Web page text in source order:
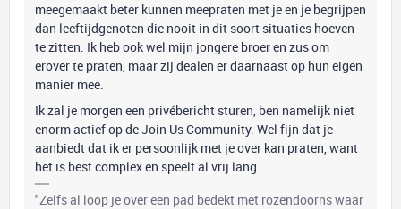
meegemaakt beter kunnen meepraten met je en je begrijpen
dan leeftijdgenoten die nooit in dit soort situaties hoeven
te zitten. Ik heb ook wel mijn jongere broer en zus om
erover te praten, maar zij dealen er daarnaast op hun eigen
manier mee.
Ik zal je morgen een privébericht sturen, ben namelijk niet
enorm actief op de Join Us Community. Wel fijn dat je
aanbiedt dat ik er persoonlijk met je over kan praten, want
het is best complex en speelt al vrij lang.
"Zelfs al loop je over een pad bedekt met rozendoorns waar